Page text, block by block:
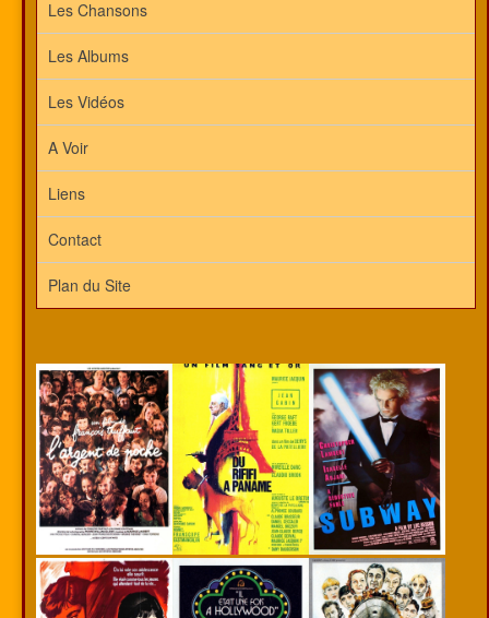
Les Chansons
Les Albums
Les Vidéos
A Voir
Liens
Contact
Plan du Site